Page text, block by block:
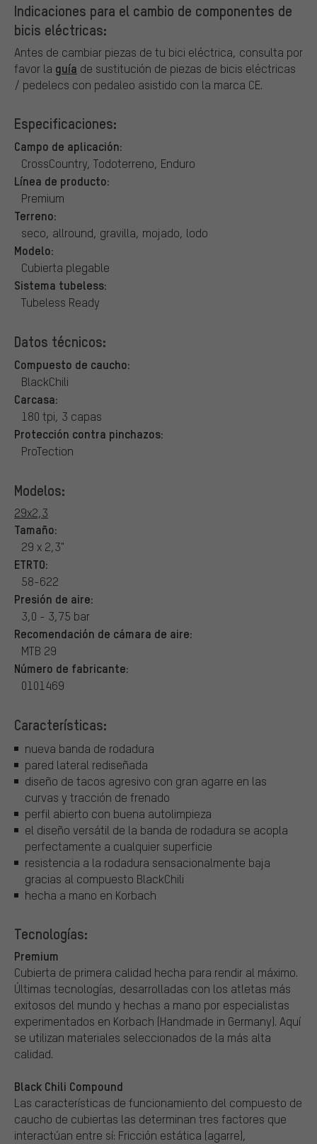
Indicaciones para el cambio de componentes de
bicis eléctricas:
Antes de cambiar piezas de tu bici eléctrica, consulta por
favor la guía de sustitución de piezas de bicis eléctricas
/ pedelecs con pedaleo asistido con la marca CE.
Especificaciones:
Campo de aplicación:
CrossCountry, Todoterreno, Enduro
Línea de producto:
Premium
Terreno:
seco, allround, gravilla, mojado, lodo
Modelo:
Cubierta plegable
Sistema tubeless:
Tubeless Ready
Datos técnicos:
Compuesto de caucho:
BlackChili
Carcasa:
180 tpi, 3 capas
Protección contra pinchazos:
ProTection
Modelos:
29x2,3
Tamaño:
29 x 2,3"
ETRTO:
58-622
Presión de aire:
3,0 - 3,75 bar
Recomendación de cámara de aire:
MTB 29
Número de fabricante:
0101469
Características:
nueva banda de rodadura
pared lateral rediseñada
diseño de tacos agresivo con gran agarre en las
curvas y tracción de frenado
perfil abierto con buena autolimpieza
el diseño versátil de la banda de rodadura se acopla
perfectamente a cualquier superficie
resistencia a la rodadura sensacionalmente baja
gracias al compuesto BlackChili
hecha a mano en Korbach
Tecnologías:
Premium
Cubierta de primera calidad hecha para rendir al máximo.
Últimas tecnologías, desarrolladas con los atletas más
exitosos del mundo y hechas a mano por especialistas
experimentados en Korbach (Handmade in Germany). Aquí
se utilizan materiales seleccionados de la más alta
calidad.
Black Chili Compound
Las características de funcionamiento del compuesto de
caucho de cubiertas las determinan tres factores que
interactúan entre sí: Fricción estática (agarre),